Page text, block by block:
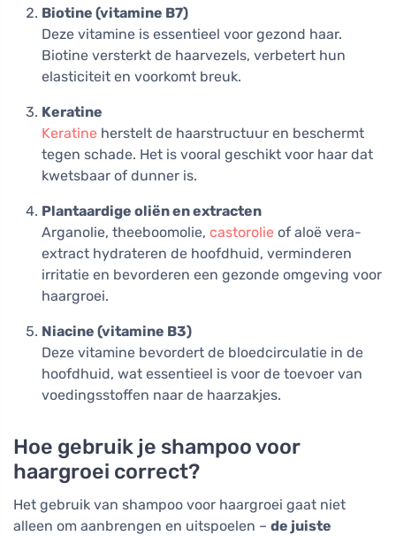
Biotine (vitamine B7)
Deze vitamine is essentieel voor gezond haar.
Biotine versterkt de haarvezels, verbetert hun
elasticiteit en voorkomt breuk.
Keratine
Keratine herstelt de haarstructuur en beschermt
tegen schade. Het is vooral geschikt voor haar dat
kwetsbaar of dunner is.
Plantaardige oliën en extracten
Arganolie, theeboomolie, castorolie of aloë vera-
extract hydrateren de hoofdhuid, verminderen
irritatie en bevorderen een gezonde omgeving voor
haargroei.
Niacine (vitamine B3)
Deze vitamine bevordert de bloedcirculatie in de
hoofdhuid, wat essentieel is voor de toevoer van
voedingsstoffen naar de haarzakjes.
Hoe gebruik je shampoo voor
haargroei correct?
Het gebruik van shampoo voor haargroei gaat niet
alleen om aanbrengen en uitspoelen – de juiste